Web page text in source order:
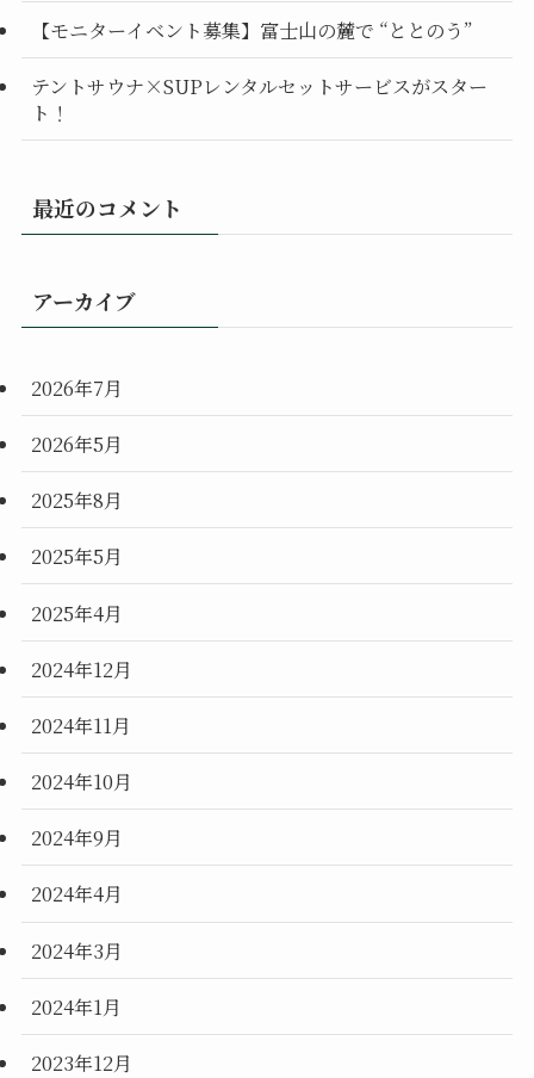
【モニターイベント募集】富士山の麓で “ととのう”
テントサウナ×SUPレンタルセットサービスがスター
ト！
最近のコメント
アーカイブ
2026年7月
2026年5月
2025年8月
2025年5月
2025年4月
2024年12月
2024年11月
2024年10月
2024年9月
2024年4月
2024年3月
2024年1月
2023年12月